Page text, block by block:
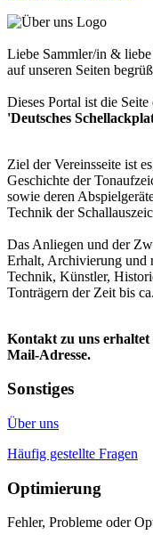
Liebe Sammler/in & liebe
auf unseren Seiten
Dieses Portal ist die
'Deutsches
Ziel der Vereinsseite ist
Geschichte der
sowie deren
Technik der
Das Anliegen und der
Erhalt, Archivierung und
Technik, Künstler,
Tonträgern der Zeit bis
Kontakt zu uns
Mail-Adresse.
Sonstiges
Über uns
Häufig gestellte Fragen
Optimierung
Fehler, Probleme oder